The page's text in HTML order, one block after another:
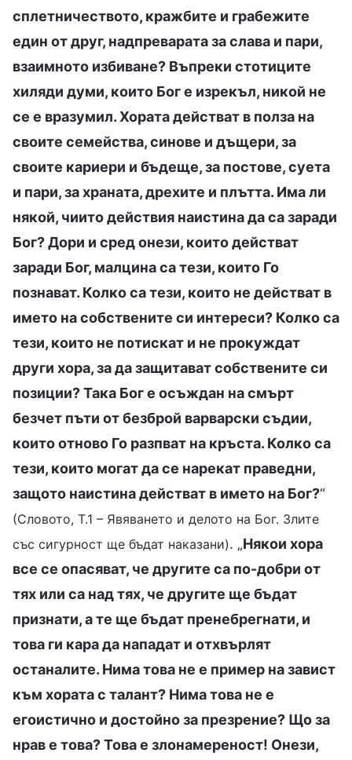
сплетничеството, кражбите и грабежите
един от друг, надпреварата за слава и пари,
взаимното избиване? Въпреки стотиците
хиляди думи, които Бог е изрекъл, никой не
се е вразумил. Хората действат в полза на
своите семейства, синове и дъщери, за
своите кариери и бъдеще, за постове, суета
и пари, за храната, дрехите и плътта. Има ли
някой, чиито действия наистина да са заради
Бог? Дори и сред онези, които действат
заради Бог, малцина са тези, които Го
познават. Колко са тези, които не действат в
името на собствените си интереси? Колко са
тези, които не потискат и не прокуждат
други хора, за да защитават собствените си
позиции? Така Бог е осъждан на смърт
безчет пъти от безброй варварски съдии,
които отново Го разпват на кръста. Колко са
тези, които могат да се нарекат праведни,
защото наистина действат в името на Бог?“
(Словото, Т.1 – Явяването и делото на Бог. Злите
със сигурност ще бъдат наказани). „Някои хора
все се опасяват, че другите са по-добри от
тях или са над тях, че другите ще бъдат
признати, а те ще бъдат пренебрегнати, и
това ги кара да нападат и отхвърлят
останалите. Нима това не е пример на завист
към хората с талант? Нима това не е
егоистично и достойно за презрение? Що за
нрав е това? Това е злонамереност! Онези,